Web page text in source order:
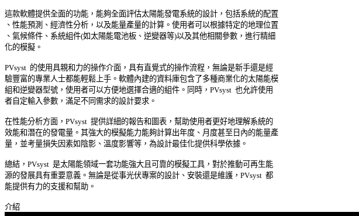
這款軟體提供全面的功能，能夠全面評估太陽能發電系統的設計，包括系統的配置
、性能預測、經濟性分析，以及能量產量的計算。使用者可以根據特定的地理位置
、氣候條件、系統組件(如太陽能電池板、逆變器等)以及其他相關參數，進行精細
化的模擬。
PVsyst  的使用具親和力的操作介面，具有直覺式的操作流程，無論是新手還是經
驗豐富的專業人士都能輕鬆上手。軟體內建的資料庫包含了多種商業化的太陽能模
組和逆變器型號，使用者可以方便地選擇合適的組件。同時，PVsyst  也允許使用
者自定輸入參數，滿足不同需求的設計要求。
在性能分析方面，PVsyst  提供詳細的報告和圖表，幫助使用者更好地理解系統的
效能和潛在的發電量。其強大的模擬能力能夠計算出年度、月度甚至日內的能量產
量，並考量損失因素如陰影、溫度影響等，為設計最佳化提供科學依據。
總結，PVsyst  是太陽能領域一套功能強大且可靠的模擬工具，對於推動可再生能
源的發展具有重要意義。無論是從事光伏專案的設計、安裝還是維護，PVsyst  都
能提供有力的支援和幫助。